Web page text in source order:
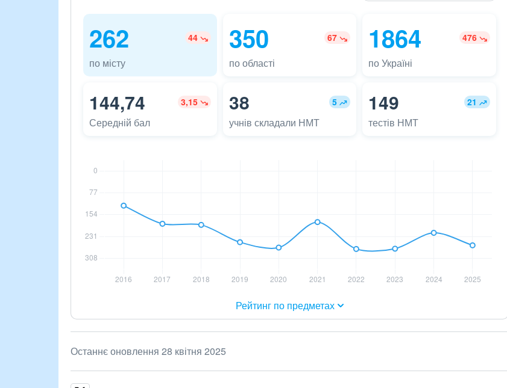
262 44
по місту
350 67
по області
1864 476
по Україні
144,74 3,15
Середній бал
38 5
учнів складали НМТ
149 21
тестів НМТ
Рейтинг по предметах
Останнє оновлення 28 квітня 2025